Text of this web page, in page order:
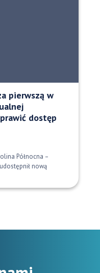
pierwszą w
dostęp
Północna –
nową